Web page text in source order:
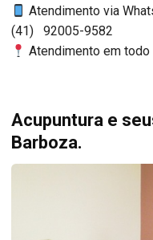
Atendimento via
(41) 92005-9582
Atendimento em todo
Acupuntura e
Barboza.